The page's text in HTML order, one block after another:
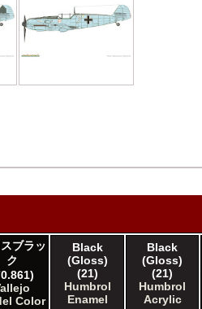
ブラッ
ク
Color
Black
(Gloss)
(21)
Humbrol
Enamel
Black
(Gloss)
(21)
Humbrol
Acrylic